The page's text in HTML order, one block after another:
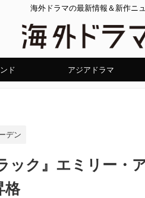
海外ドラマの最新情報＆新作ニ
ド アジアドラマ
デン
ック』エミリー・
格